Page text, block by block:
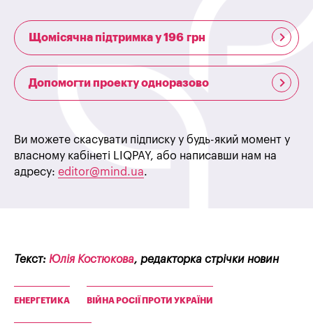
Щомісячна підтримка у 196 грн
Допомогти проекту одноразово
Ви можете скасувати підписку у будь-який момент у
власному кабінеті LIQPAY, або написавши нам на
адресу: editor@mind.ua.
Текст: Юлія Костюкова, редакторка стрічки новин
ЕНЕРГЕТИКА ВІЙНА РОСІЇ ПРОТИ УКРАЇНИ